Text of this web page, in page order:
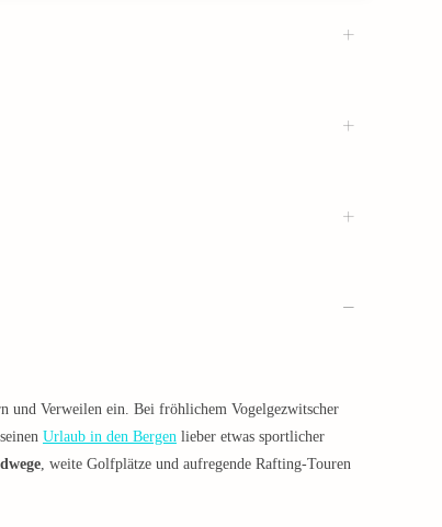
und Verweilen ein. Bei fröhlichem Vogelgezwitscher
Urlaub in den Bergen lieber etwas sportlicher
, weite Golfplätze und aufregende Rafting-Touren